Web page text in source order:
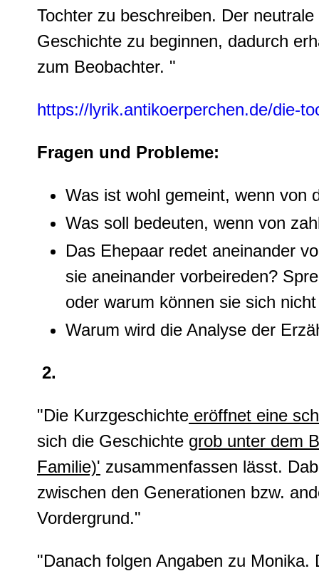
Tochter zu beschreiben. Der
Geschichte zu beginnen, dadurch
zum Beobachter. "
https://lyrik.antikoerperchen.de/die-
Fragen und Probleme:
Was ist wohl gemeint, wenn von
Was soll bedeuten, wenn von
Das Ehepaar redet aneinander
sie aneinander vorbeireden?
oder warum können sie sich
Warum wird die Analyse der
2.
"Die Kurzgeschichte eröffnet eine
sich die Geschichte grob unter dem
Familie)' zusammenfassen lässt.
zwischen den Generationen bzw.
Vordergrund."
"Danach folgen Angaben zu